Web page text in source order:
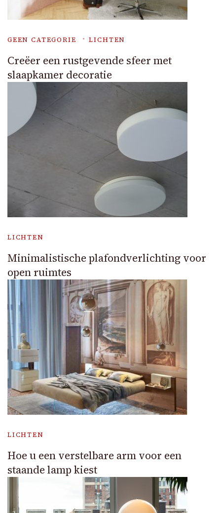
GEEN CATEGORIE LICHTEN
Creëer een rustgevende sfeer met
slaapkamer decoratie
LICHTEN
Minimalistische plafondverlichting voor
open ruimtes
LICHTEN
Hoe u een verstelbare arm voor een
staande lamp kiest